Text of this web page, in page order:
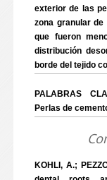
exterior de las
zona granular
que fueron
distribución
borde del tejido
PALABRAS
Perlas de
KOHLI, A.;